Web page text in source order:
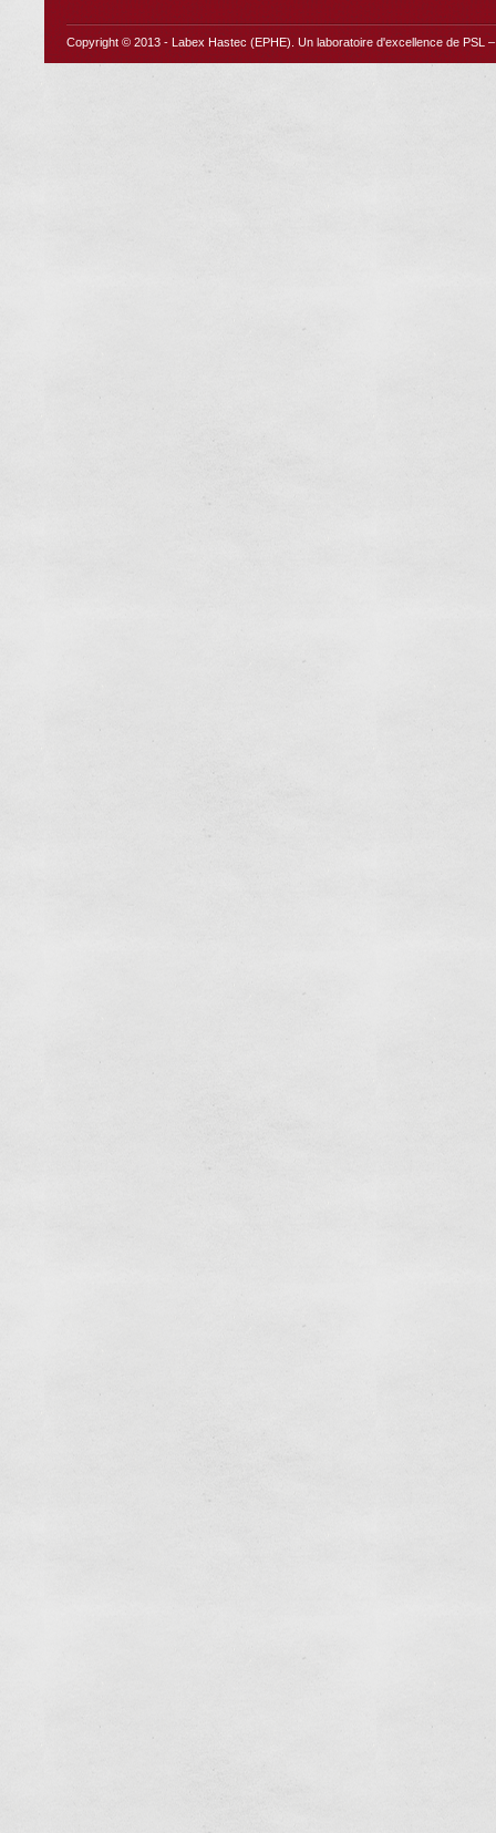
Copyright © 2013 - Labex Hastec (EPHE) . Un laboratoire d'excellence de